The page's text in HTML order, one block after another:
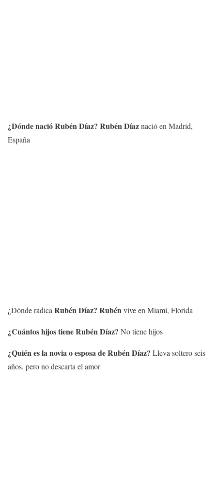
¿Dónde nacióRubén Díaz? Rubén Díaznació en Madrid,
España
¿Dónde radica Rubén Díaz? Rubénvive en Miami, Florida
¿Cuántos hijos tieneRubén Díaz? No tiene hijos
¿Quién es la novia o esposa deRubén Díaz? Lleva soltero seis
años, pero no descarta el amor